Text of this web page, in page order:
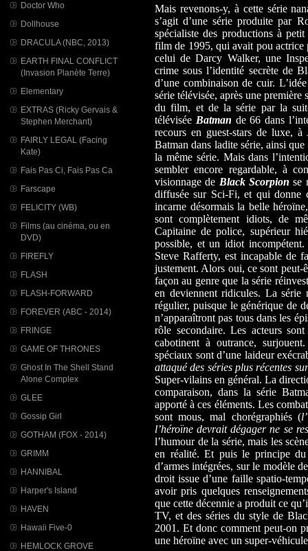
Doctor Who
Dollhouse
DRACULA (NBC, 2013)
EARTH FINAL CONFLICT
(Invasion Planète Terre)
Elementary
EXTRAS (Ricky Gervais &
Stephen Merchant)
FAIRLY LEGAL (Facing
Kate)
Fais Pas Ci, Fais Pas Ca
Farscape
FELICITY (WB)
Films (au cinéma, ou en
DVD)
FIREFLY
FLASH
FLASH-FORWARD
FOREVER (ABC - 2014)
FRINGE
GAME OF THRONES
Ghost In The Shell Stand
Alone Complex
GLEE
Gossip Girl
GOTHAM (FOX - 2014)
GRIMM
HANNIBAL
Harper's Island
HAVEN
Hawaii Five-0
HEMLOCK GROVE
Mais revenons-y, à cette série
s’agit d’une série produite par
spécialiste des productions à
film de 1995, qui avait pou actrice
celui de Darcy Walker, une
crime sous l’identité secrète de
d’une combinaison de cuir.
série télévisée, après une
du film, et de la série par la
télévisée Batman de 66 dans
recours en guest-stars de luxe,
Batman dans ladite série, ainsi
la même série. Mais dans
sembler encore regardable, à
visionnage de Black Scorpion se
diffusée sur Sci-Fi, et qui
incarne désormais la belle
sont complètement idiots, de
Capitaine de police, supérieur
possible, et un idiot
Steve Rafferty, est incapable de
justement. Alors oui, ce sont peut-
façon au genre que la série
en deviennent ridicules. La série
régulier, puisque le générique de
n’apparaîtront pas tous dans les
rôle secondaire. Les acteurs
cabotinent à outrance,
spéciaux sont d’une laideur
attaqué des séries plus récentes
Super-vilains en général. La
comparaison, dans la série
apporté à ces éléments. Les
sont mous, mal chorégraphiés (
l’héroïne devrait dégager ne se
l’humour de la série, mais les
en réalité. Et puis le principe
d’armes intégrées, sur le modèle
droit issue d’une faille spatio-
avoir pris quelques
que cette décennie a produit ce
TV, et des séries du style de
2001. Et donc comment peut-on
une héroïne avec un super-